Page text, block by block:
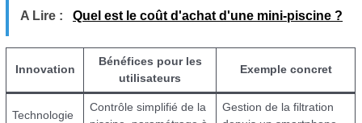
A Lire : Quel est le coût d'achat d'une mini-piscine ?
Innovation
Bénéfices pour les
utilisateurs
Exemple concret
Technologie
Contrôle simplifié de la
Gestion de la filtration